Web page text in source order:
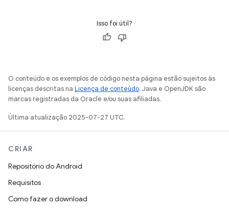
Isso foi útil?
O conteúdo e os exemplos de código nesta página estão sujeitos às
licenças descritas na Licença de conteúdo. Java e OpenJDK são
marcas registradas da Oracle e/ou suas afiliadas.
Última atualização 2025-07-27 UTC.
CRIAR
Repositório do Android
Requisitos
Como fazer o download